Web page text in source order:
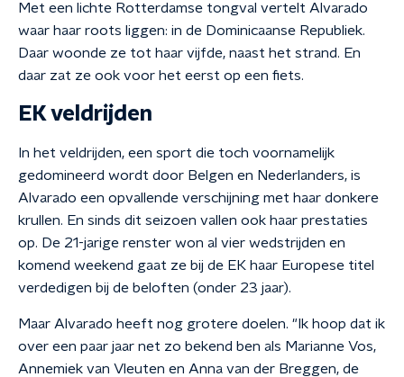
Met een lichte Rotterdamse tongval vertelt Alvarado
waar haar roots liggen: in de Dominicaanse Republiek.
Daar woonde ze tot haar vijfde, naast het strand. En
daar zat ze ook voor het eerst op een fiets.
EK veldrijden
In het veldrijden, een sport die toch voornamelijk
gedomineerd wordt door Belgen en Nederlanders, is
Alvarado een opvallende verschijning met haar donkere
krullen. En sinds dit seizoen vallen ook haar prestaties
op. De 21-jarige renster won al vier wedstrijden en
komend weekend gaat ze bij de EK haar Europese titel
verdedigen bij de beloften (onder 23 jaar).
Maar Alvarado heeft nog grotere doelen. "Ik hoop dat ik
over een paar jaar net zo bekend ben als Marianne Vos,
Annemiek van Vleuten en Anna van der Breggen, de